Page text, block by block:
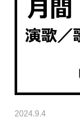
2024.9.4